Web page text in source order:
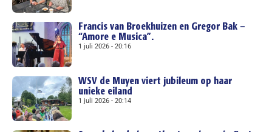
Francis van Broekhuizen en Gregor Bak –
“Amore e Musica”.
1 juli 2026 20:16
WSV de Muyen viert jubileum op haar
unieke eiland
1 juli 2026 20:14